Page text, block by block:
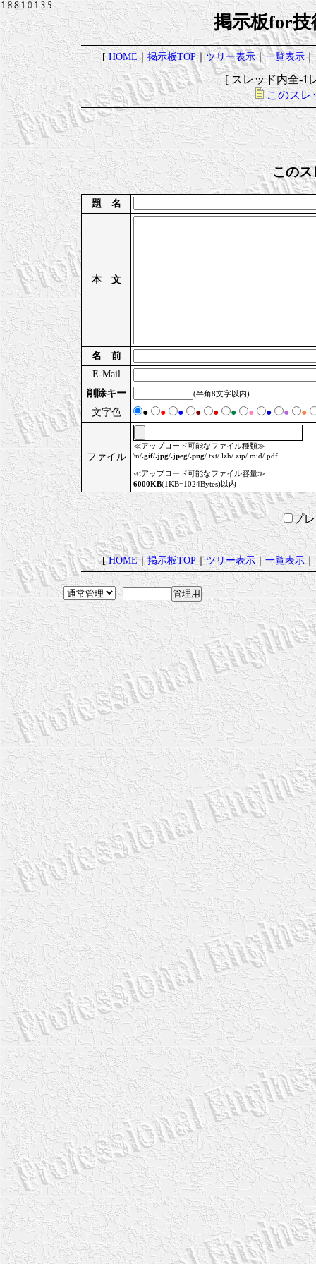
掲示板for技
[HOME｜掲示板TOP｜ツリー表示｜一覧表示｜
[ スレッド内全-
このスレ
このス
題 名
本 文
名 前
E-Mail
削除キー
(半角8文字以内)
文字色 ● ● ● ● ● ● ● ● ● ●
ファイル
≪アップロード可能なファイル種類≫
\n/.gif/.jpg/.jpeg/.png/.txt/.lzh/.zip/.mid/.pdf
≪アップロード可能なファイル容量≫
6000KB(1KB=1024Bytes)以内
プ
[HOME｜掲示板TOP｜ツリー表示｜一覧表示｜